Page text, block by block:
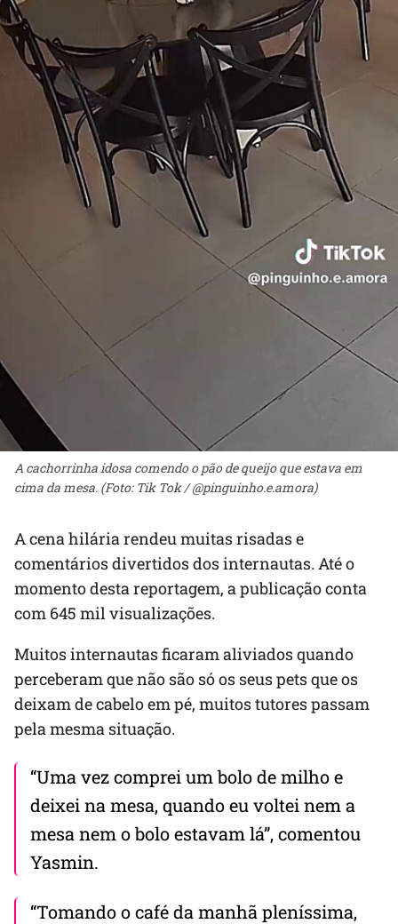
A cachorrinha idosa comendo o pão de queijo que estava em
cima da mesa. (Foto: Tik Tok / @pinguinho.e.amora)
A cena hilária rendeu muitas risadas e
comentários divertidos dos internautas. Até o
momento desta reportagem, a publicação conta
com 645 mil visualizações.
Muitos internautas ficaram aliviados quando
perceberam que não são só os seus pets que os
deixam de cabelo em pé, muitos tutores passam
pela mesma situação.
“Uma vez comprei um bolo de milho e
deixei na mesa, quando eu voltei nem a
mesa nem o bolo estavam lá”, comentou
Yasmin.
“Tomando o café da manhã pleníssima,